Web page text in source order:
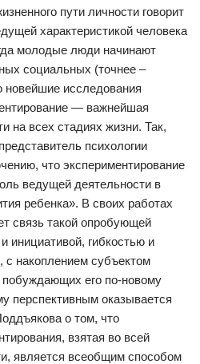
пути личности говорит
характеристикой человека
молодые люди начинают
социальных (точнее –
исследования
— важнейшая
на всех стадиях жизни. Так,
психологии
что экспериментирование
ведущей деятельности в
ребенка». В своих работах
связь такой опробующей
инициативой, гибкостью и
с накоплением субъектом
побуждающих его по-новому
перспективным оказывается
о том, что
взятая во всей
является всеобщим способом